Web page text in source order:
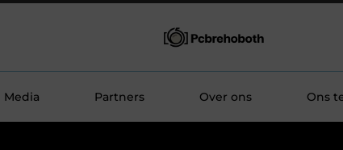
Media Partners Over ons Ons